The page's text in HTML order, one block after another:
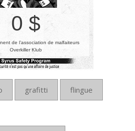
0 $
de l’association de malfaiteurs
Overkiller Klub
grafitti flingue